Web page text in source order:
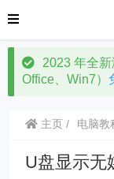
2023 年全
Office、Win7）
主页 电脑教
U盘显示无